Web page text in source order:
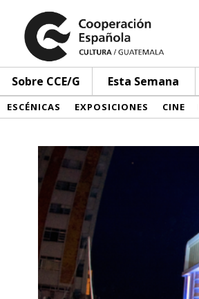
Sobre CCE/G Esta Semana
ESCÉNICAS EXPOSICIONES CINE